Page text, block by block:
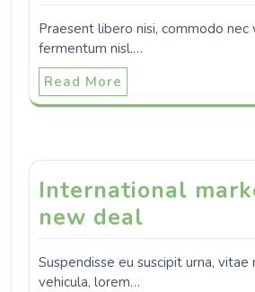
Praesent libero nisi, commodo nec
fermentum nisl.…
Read More
International
new deal
Suspendisse eu suscipit urna, vitae
vehicula, lorem…